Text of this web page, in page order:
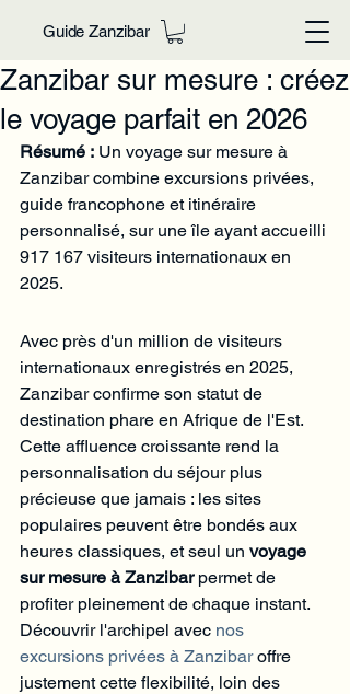
Guide Zanzibar
Zanzibar sur mesure : créez
le voyage parfait en 2026
Résumé : Un voyage sur mesure à
Zanzibar combine excursions privées,
guide francophone et itinéraire
personnalisé, sur une île ayant accueilli
917 167 visiteurs internationaux en
2025.
Avec près d'un million de visiteurs
internationaux enregistrés en 2025,
Zanzibar confirme son statut de
destination phare en Afrique de l'Est.
Cette affluence croissante rend la
personnalisation du séjour plus
précieuse que jamais : les sites
populaires peuvent être bondés aux
heures classiques, et seul un voyage
sur mesure à Zanzibar permet de
profiter pleinement de chaque instant.
Découvrir l'archipel avec nos
excursions privées à Zanzibar offre
justement cette flexibilité, loin des